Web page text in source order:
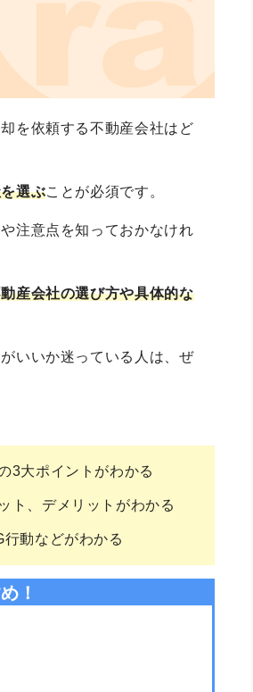
を依頼する不動産会社はど
選ぶことが必須です。
注意点を知っておかなけれ
産会社の選び方や具体的な
いいか迷っている人は、ぜ
3大ポイントがわかる
ト、デメリットがわかる
動などがわかる
！